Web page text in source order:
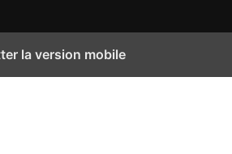
la version mobile